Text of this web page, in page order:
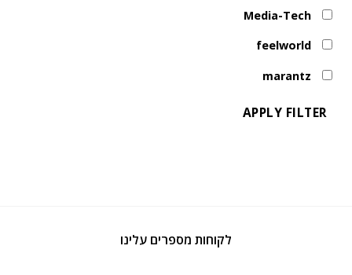
Media-Tech
feelworld
marantz
APPLY FILTER
לקוחות מספרים עלינו